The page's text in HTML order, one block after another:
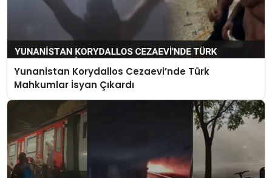
Yunanistan Korydallos Cezaevi’nde Türk
Mahkumlar İsyan Çıkardı